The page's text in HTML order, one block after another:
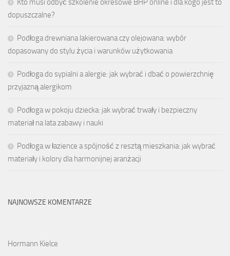
Kto musi odbyć szkolenie okresowe BHP online i dla kogo jest to
dopuszczalne?
Podłoga drewniana lakierowana czy olejowana: wybór
dopasowany do stylu życia i warunków użytkowania
Podłoga do sypialni a alergie: jak wybrać i dbać o powierzchnię
przyjazną alergikom
Podłoga w pokoju dziecka: jak wybrać trwały i bezpieczny
materiał na lata zabawy i nauki
Podłoga w łazience a spójność z resztą mieszkania: jak wybrać
materiały i kolory dla harmonijnej aranżacji
NAJNOWSZE KOMENTARZE
Hormann Kielce